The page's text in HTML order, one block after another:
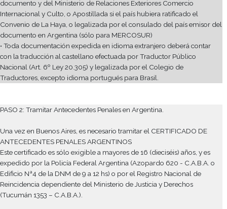
PASO 1: Reunir la documentación en su país de origen
Antes de viajar a Argentina, es necesario que tramiten en su
origen un CERTIFICADO DE CARENCIA DE ANTECEDENTES
PENALES.
Este certificado es sólo exigible a mayores de 16 (dieciséis)
ser emitidos por las autoridades competentes de los países
últimos TRES (3) años.
IMPORTANTE:
• Toda documentación expedida en el extranjero deberá
legalización del Consulado Argentino, sito en el país emisor
documento y del Ministerio de Relaciones Exteriores
Internacional y Culto, o Apostillada si el país hubiera ratificado